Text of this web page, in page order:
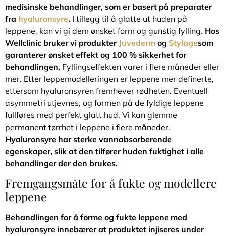
medisinske behandlinger, som er basert på preparater
fra hyaluronsyre. I tillegg til å glatte ut huden på
leppene, kan vi gi dem ønsket form og gunstig fylling. Hos
Wellclinic bruker vi produkter Juvederm og Stylagesom
garanterer ønsket effekt og 100 % sikkerhet for
behandlingen. Fyllingseffekten varer i flere måneder eller
mer. Etter leppemodelleringen er leppene mer definerte,
ettersom hyaluronsyren fremhever rødheten. Eventuell
asymmetri utjevnes, og formen på de fyldige leppene
fullføres med perfekt glatt hud. Vi kan glemme
permanent tørrhet i leppene i flere måneder.
Hyaluronsyre har sterke vannabsorberende
egenskaper, slik at den tilfører huden fuktighet i alle
behandlinger der den brukes.
Fremgangsmåte for å fukte og modellere
leppene
Behandlingen for å forme og fukte leppene med
hyaluronsyre innebærer at produktet injiseres under